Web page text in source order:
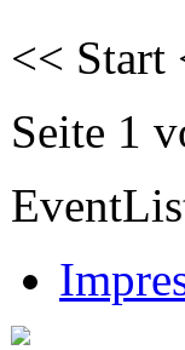
<< Start
Seite 1